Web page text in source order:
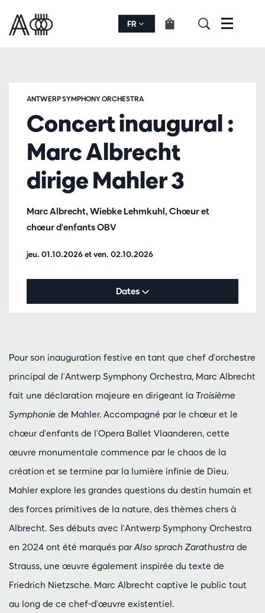
FR Menu
Concert inaugural :
Marc Albrecht
dirige Mahler 3
Marc Albrecht, Wiebke Lehmkuhl, Chœur et
chœur d'enfants OBV
ANTWERP SYMPHONY ORCHESTRA
jeu. 01.10.2026etven. 02.10.2026
Dates
Pour son inauguration festive en tant que chef d'orchestre
principal de l'Antwerp Symphony Orchestra, Marc Albrecht
fait une déclaration majeure en dirigeant la Troisième
Symphonie de Mahler. Accompagné par le chœur et le
chœur d'enfants de l'Opera Ballet Vlaanderen, cette
œuvre monumentale commence par le chaos de la
création et se termine par la lumière infinie de Dieu.
Mahler explore les grandes questions du destin humain et
des forces primitives de la nature, des thèmes chers à
Albrecht. Ses débuts avec l'Antwerp Symphony Orchestra
en 2024 ont été marqués par Also sprach Zarathustra de
Strauss, une œuvre également inspirée du texte de
Friedrich Nietzsche. Marc Albrecht captive le public tout
au long de ce chef-d'œuvre existentiel.